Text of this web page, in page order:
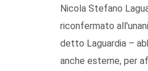
Nicola Stefano
riconfermato
detto Laguardia –
anche esterne, per